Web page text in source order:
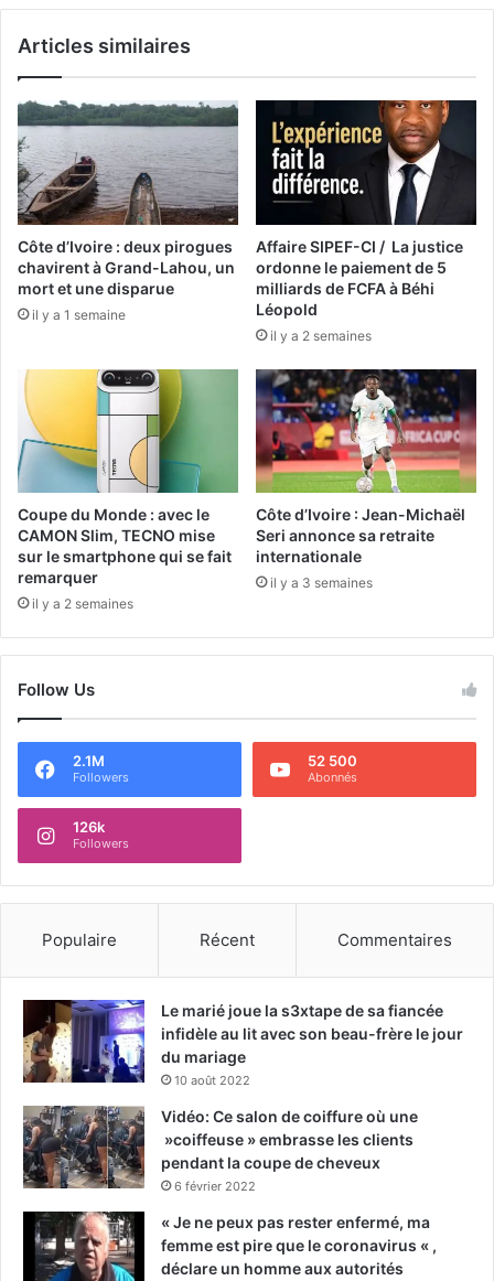
Articles similaires
Côte d’Ivoire : deux pirogues
chavirent à Grand-Lahou, un
mort et une disparue
il y a 1 semaine
Affaire SIPEF-CI / La justice
ordonne le paiement de 5
milliards de FCFA à Béhi
Léopold
il y a 2 semaines
Coupe du Monde : avec le
CAMON Slim, TECNO mise
sur le smartphone qui se fait
remarquer
il y a 2 semaines
Côte d’Ivoire : Jean-Michaël
Seri annonce sa retraite
internationale
il y a 3 semaines
Follow Us
2.1M
Followers
52 500
Abonnés
126k
Followers
Populaire Récent Commentaires
Le marié joue la s3xtape de sa fiancée
infidèle au lit avec son beau-frère le jour
du mariage
10 août 2022
Vidéo: Ce salon de coiffure où une
»coiffeuse » embrasse les clients
pendant la coupe de cheveux
6 février 2022
« Je ne peux pas rester enfermé, ma
femme est pire que le coronavirus « ,
déclare un homme aux autorités